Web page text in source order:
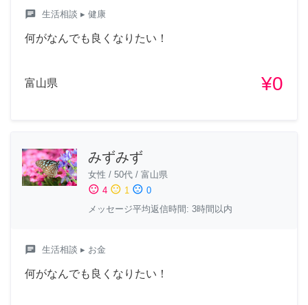
chat 生活相談 ▸ 健康
何がなんでも良くなりたい！
富山県 ¥0
みずみず
女性 / 50代 / 富山県
sentiment_satisfied 4 sentiment_neutral 1 sentiment_dissatisfied 0
メッセージ平均返信時間: 3時間以内
chat 生活相談 ▸ お金
何がなんでも良くなりたい！